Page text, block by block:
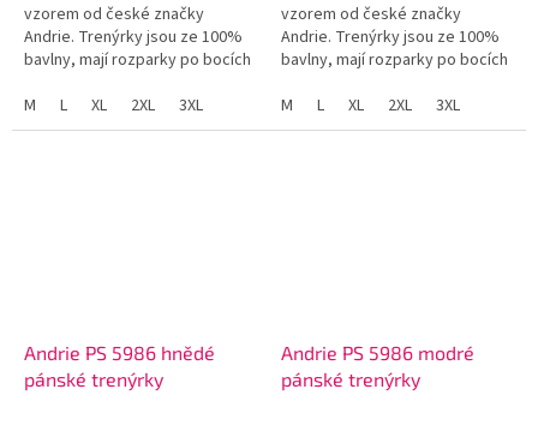
vzorem od české značky
Andrie. Trenýrky jsou ze 100%
bavlny, mají rozparky po bocích
knoflíky.
M L XL 2XL 3XL
vzorem od české značky
Andrie. Trenýrky jsou ze 100%
bavlny, mají rozparky po bocích
knoflíky.
M L XL 2XL 3XL
Andrie PS 5986 hnědé
pánské trenýrky
Andrie PS 5986 modré
pánské trenýrky